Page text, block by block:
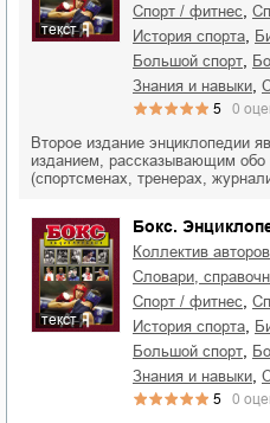
текст
спорт / фитнес,
история спорта,
большой спорт,
знания и навыки,
5 0
Второе издание энциклопедии
изданием, рассказывающим обо
(спортсменах, тренерах,
текст
Бокс.
Коллектив авторов
словари,
спорт / фитнес,
история спорта,
большой спорт,
знания и навыки,
5 0